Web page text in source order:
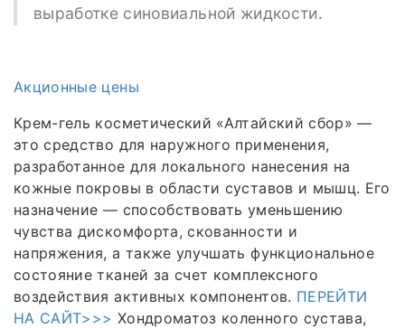
выработке синовиальной жидкости.
Акционные цены
Крем-гель косметический «Алтайский сбор» —
это средство для наружного применения,
разработанное для локального нанесения на
кожные покровы в области суставов и мышц. Его
назначение — способствовать уменьшению
чувства дискомфорта, скованности и
напряжения, а также улучшать функциональное
состояние тканей за счет комплексного
воздействия активных компонентов. ПЕРЕЙТИ
НА САЙТ>>> Хондроматоз коленного сустава,